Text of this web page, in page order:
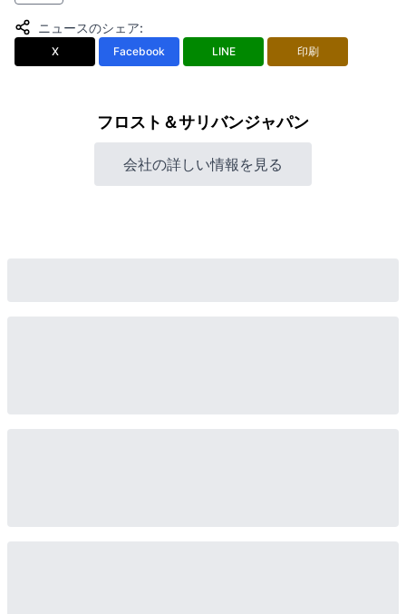
ニュースのシェア:
X Facebook LINE 印刷
フロスト＆サリバンジャパン
会社の詳しい情報を見る